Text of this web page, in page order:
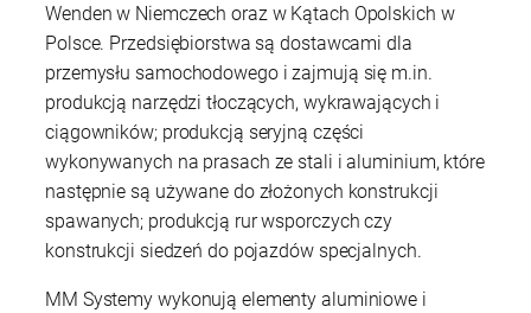
Wenden w Niemczech oraz w Kątach Opolskich w
Polsce. Przedsiębiorstwa są dostawcami dla
przemysłu samochodowego i zajmują się m.in.
produkcją narzędzi tłoczących, wykrawających i
ciągowników; produkcją seryjną części
wykonywanych na prasach ze stali i aluminium, które
następnie są używane do złożonych konstrukcji
spawanych; produkcją rur wsporczych czy
konstrukcji siedzeń do pojazdów specjalnych.
MM Systemy wykonują elementy aluminiowe i